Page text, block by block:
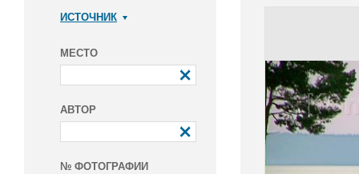
ИСТОЧНИК
МЕСТО
АВТОР
№ ФОТОГРАФИИ